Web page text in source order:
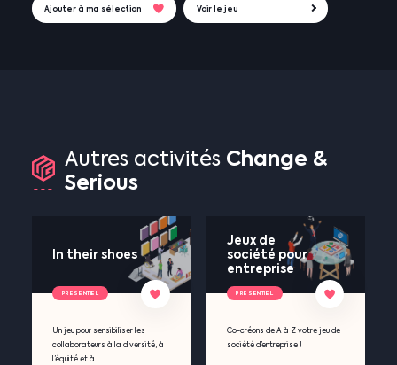
Ajouter à ma sélection Voir le jeu
Autres activités Change &
Serious
In their shoes
Un jeu pour sensibiliser les
collaborateurs à la diversité, à
l’équité et à...
PRESENTIEL
Jeux de
société pour
entreprise
Co-créons de A à Z votre jeu de
société d’entreprise !
PRESENTIEL